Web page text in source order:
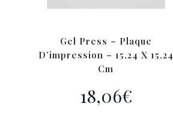
Gel Press – Plaque
D’impression – 15,24 X 15,24
Cm
18,06€